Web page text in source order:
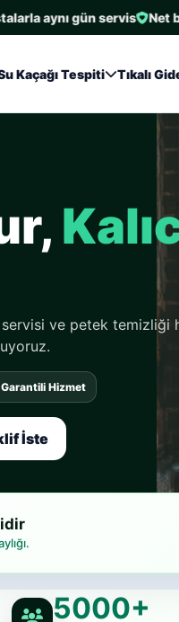
gün servis Net
Kaçağı Tespiti Tıkalı
cihazlarıyla
Garantili Hizmet
Yaz
5000+